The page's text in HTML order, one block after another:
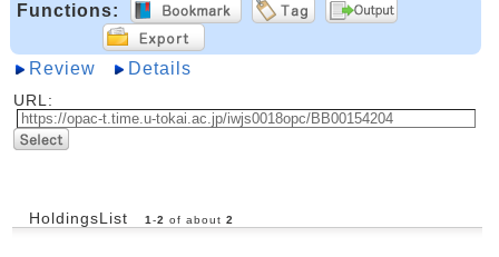
Functions:
Review Details
URL:
HoldingsList 1 -2 of about 2